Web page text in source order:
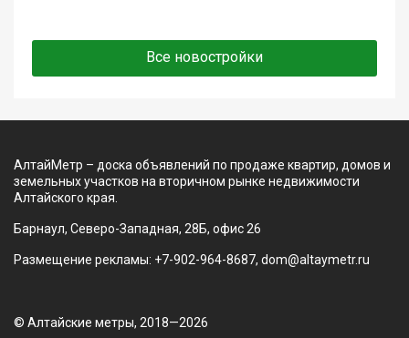
Все новостройки
АлтайМетр – доска объявлений по продаже квартир, домов и
земельных участков на вторичном рынке недвижимости
Алтайского края.
Барнаул, Северо-Западная, 28Б, офис 26
Размещение рекламы: +7-902-964-8687, dom@altaymetr.ru
© Алтайские метры, 2018—2026